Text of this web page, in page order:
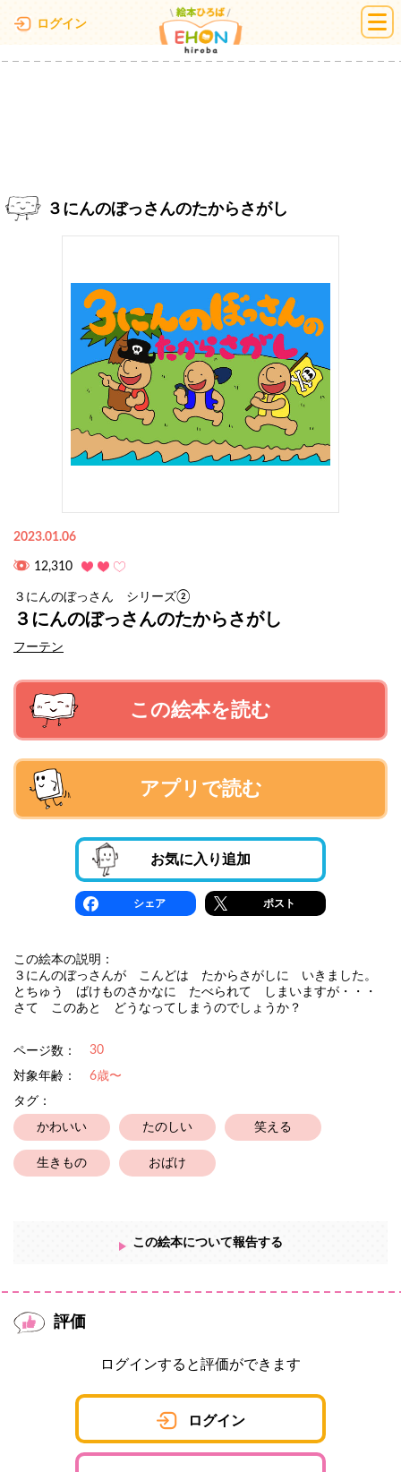
ログイン 絵本ひろば
３にんのぼっさんのたからさがし
2023.01.06
12,310
３にんのぼっさん シリーズ②
３にんのぼっさんのたからさがし
フーテン
この絵本を読む
アプリで読む
お気に入り追加
シェア ポスト
この絵本の説明：
３にんのぼっさんが こんどは たからさがしに いきました。
とちゅう ばけものさかなに たべられて しまいますが・・・
さて このあと どうなってしまうのでしょうか？
ページ数： 30
対象年齢：
6歳〜
タグ：
かわいい たのしい 笑える
生きもの おばけ
この絵本について報告する
評価
ログインすると評価ができます
ログイン